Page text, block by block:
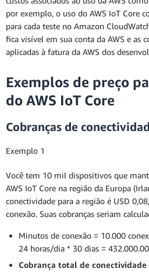
por exemplo, o uso do AWS IoT Core
para cada teste no Amazon
fica visível em sua conta da AWS e as
aplicadas à fatura da AWS dos
Exemplos de preço
do AWS IoT Core
Cobranças de
Exemplo 1
Você tem 10 mil dispositivos que
AWS IoT Core na região da Europa
conectividade para a região é USD
conexão. Suas cobranças seriam
Minutos de conexão = 10.000
24 horas/dia * 30 dias =
Cobrança total de conectividade